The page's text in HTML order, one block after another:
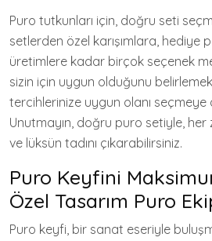
Puro tutkunları için, doğru seti
setlerden özel karışımlara, hediye
üretimlere kadar birçok seçenek
sizin için uygun olduğunu
tercihlerinize uygun olanı seçmeye
Unutmayın, doğru puro setiyle,
ve lüksün tadını çıkarabilirsiniz.
Puro Keyfini
Özel Tasarım Puro
Puro keyfi, bir sanat eseriyle